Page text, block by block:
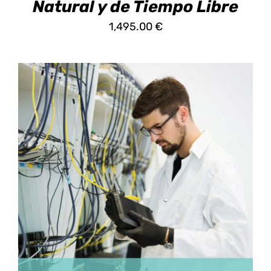
PÁGINA
DE
PRODUCTO
Natural y de Tiempo Libre
1,495.00€
SELECCIONAR OPCIONES
ESTE
PRODUCTO
MÚLTIPLES
VARIANTES.
LAS
OPCIONES
/